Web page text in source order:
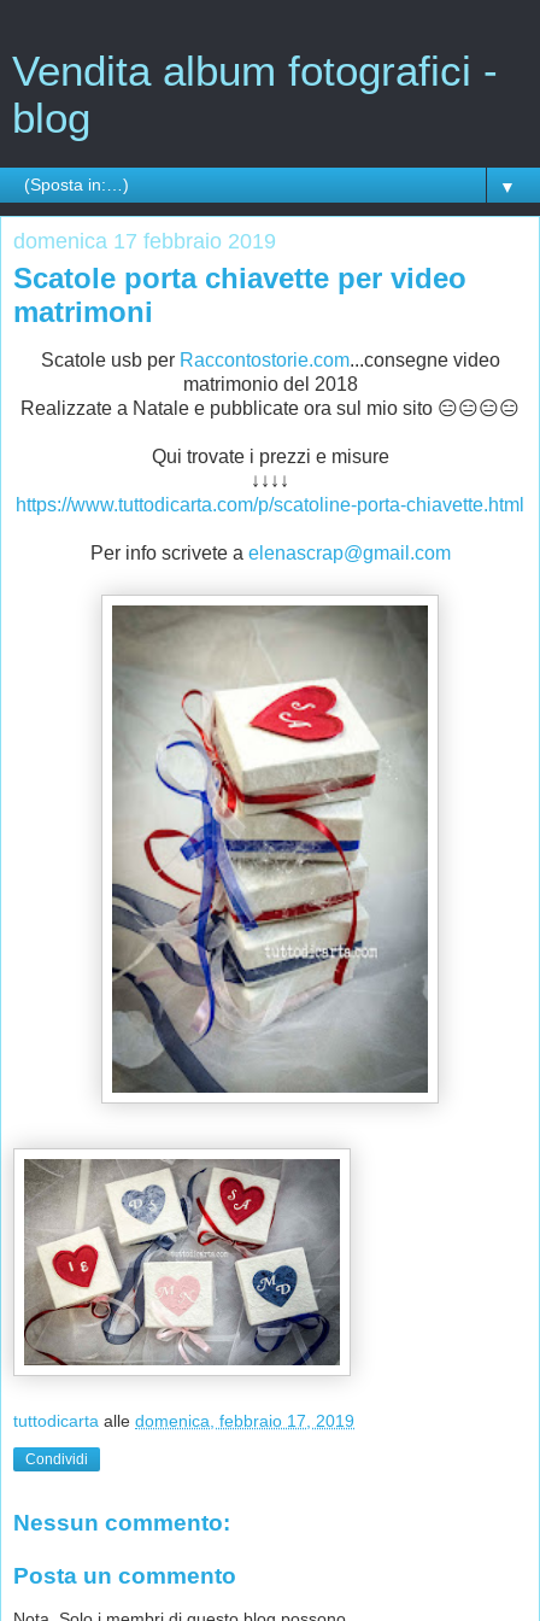
Vendita album fotografici -
blog
▼
domenica 17 febbraio 2019
Scatole porta chiavette per video
matrimoni
Scatole usb per Raccontostorie.com...consegne video
matrimonio del 2018
Realizzate a Natale e pubblicate ora sul mio sito 😑😑😑😑
Qui trovate i prezzi e misure
↓↓↓↓
https://www.tuttodicarta.com/p/scatoline-porta-chiavette.html
Per info scrivete a elenascrap@gmail.com
tuttodicarta alle domenica, febbraio 17, 2019
Condividi
Nessun commento:
Posta un commento